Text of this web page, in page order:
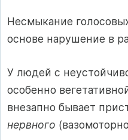
Несмыкание
основе нарушение в
У людей с
особенно
внезапно бывает
нервного